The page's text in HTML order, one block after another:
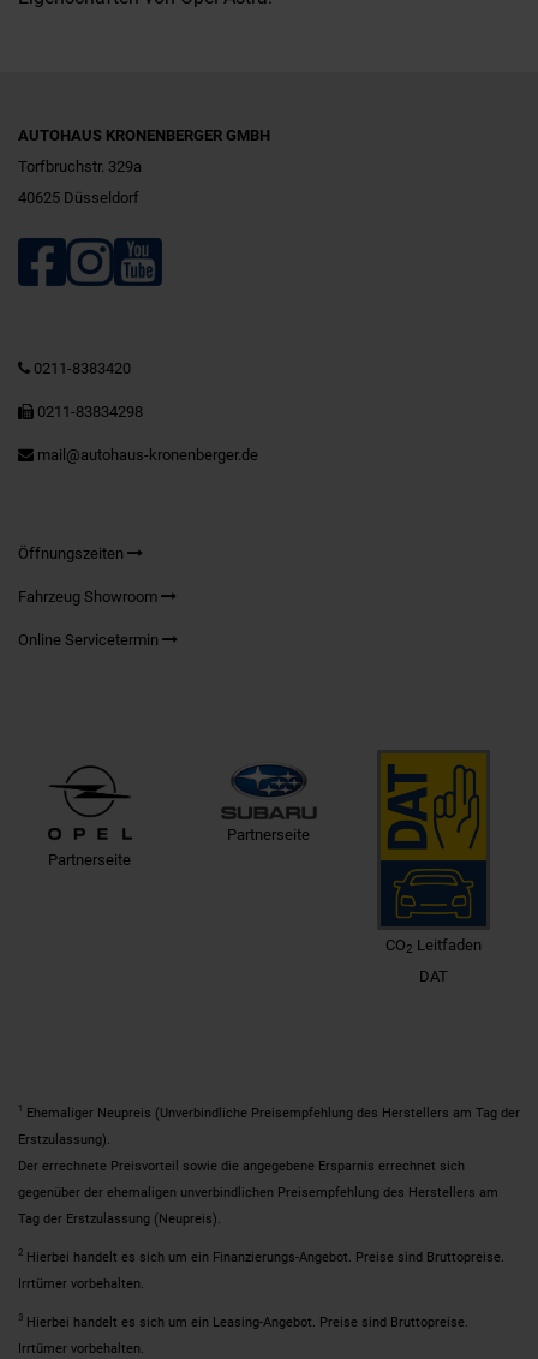
AUTOHAUS KRONENBERGER GMBH
Torfbruchstr. 329a
40625 Düsseldorf
0211-8383420
0211-83834298
mail@autohaus-kronenberger.de
Öffnungszeiten
Fahrzeug Showroom
Online Servicetermin
Partnerseite
Partnerseite
CO2 Leitfaden
DAT
1 Ehemaliger Neupreis (Unverbindliche Preisempfehlung des Herstellers am Tag der
Erstzulassung).
Der errechnete Preisvorteil sowie die angegebene Ersparnis errechnet sich
gegenüber der ehemaligen unverbindlichen Preisempfehlung des Herstellers am
Tag der Erstzulassung (Neupreis).
2 Hierbei handelt es sich um ein Finanzierungs-Angebot. Preise sind Bruttopreise.
Irrtümer vorbehalten.
3 Hierbei handelt es sich um ein Leasing-Angebot. Preise sind Bruttopreise.
Irrtümer vorbehalten.